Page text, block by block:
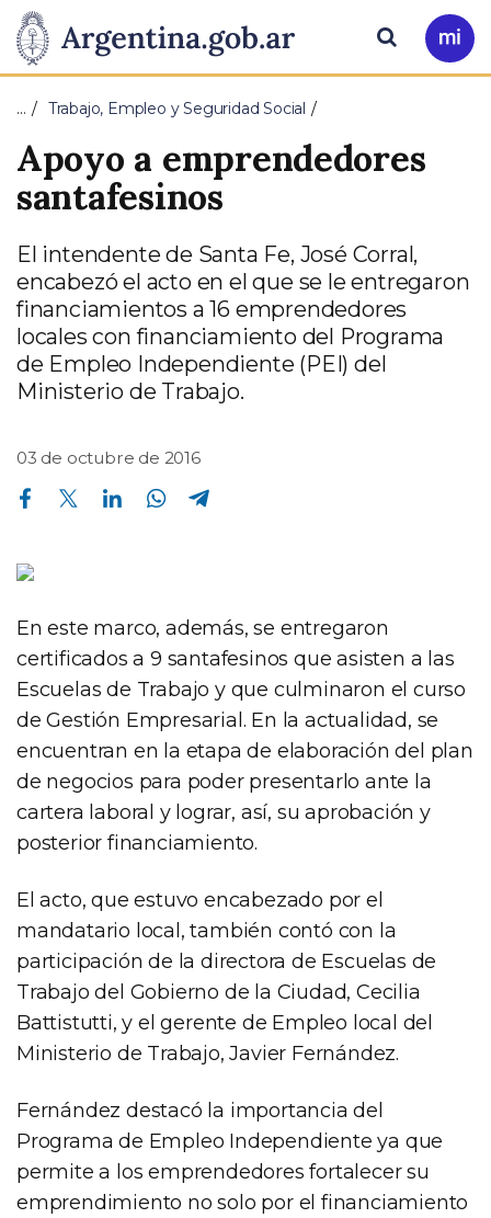
Presidencia
de
Nación
Pasar al contenido principal
Ir
a
Buscar
… Trabajo, Empleo y Seguridad Social
Apoyo a emprendedores
santafesinos
El intendente de Santa Fe, José Corral,
encabezó el acto en el que se le entregaron
financiamientos a 16 emprendedores
locales con financiamiento del Programa
de Empleo Independiente (PEI) del
Ministerio de Trabajo.
03 de octubre de 2016
Compartir en Facebook Compartir en Twitter Compartir en Linkedin Compartir en Whatsapp
En este marco, además, se entregaron
certificados a 9 santafesinos que asisten a las
Escuelas de Trabajo y que culminaron el curso
de Gestión Empresarial. En la actualidad, se
encuentran en la etapa de elaboración del plan
de negocios para poder presentarlo ante la
cartera laboral y lograr, así, su aprobación y
posterior financiamiento.
El acto, que estuvo encabezado por el
mandatario local, también contó con la
participación de la directora de Escuelas de
Trabajo del Gobierno de la Ciudad, Cecilia
Battistutti, y el gerente de Empleo local del
Ministerio de Trabajo, Javier Fernández.
Fernández destacó la importancia del
Programa de Empleo Independiente ya que
permite a los emprendedores fortalecer su
emprendimiento no solo por el financiamiento